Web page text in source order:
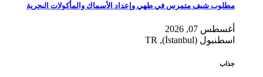
مطلوب شيف متمرس في طهي وإعداد الأسماك والمأكولات البحرية
أغسطس 07, 2026
اسطنبول (İstanbul), TR
جذاب